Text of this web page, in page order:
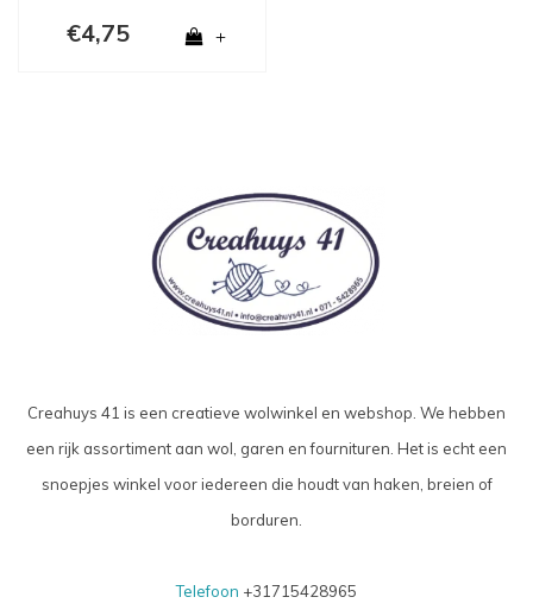
€4,75 +
Creahuys 41 is een creatieve wolwinkel en webshop. We hebben
een rijk assortiment aan wol, garen en fournituren. Het is echt een
snoepjes winkel voor iedereen die houdt van haken, breien of
borduren.
Telefoon +31715428965